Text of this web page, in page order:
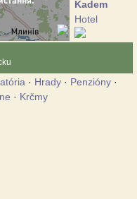
Kadem
Hotel
· Hrady· Penzióny·
· Krčmy